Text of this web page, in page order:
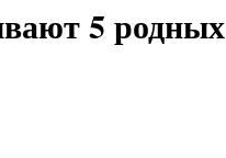
5 родных